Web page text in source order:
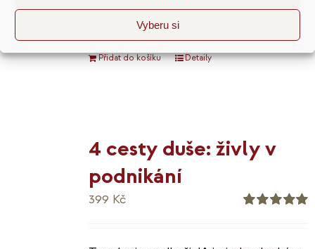
Vyberu si
na počítači nebo tisk, ePub pro většinu
čteček elektronických knih.
Přidat do košíku Detaily
4 cesty duše: živly v
podnikání
399 Kč